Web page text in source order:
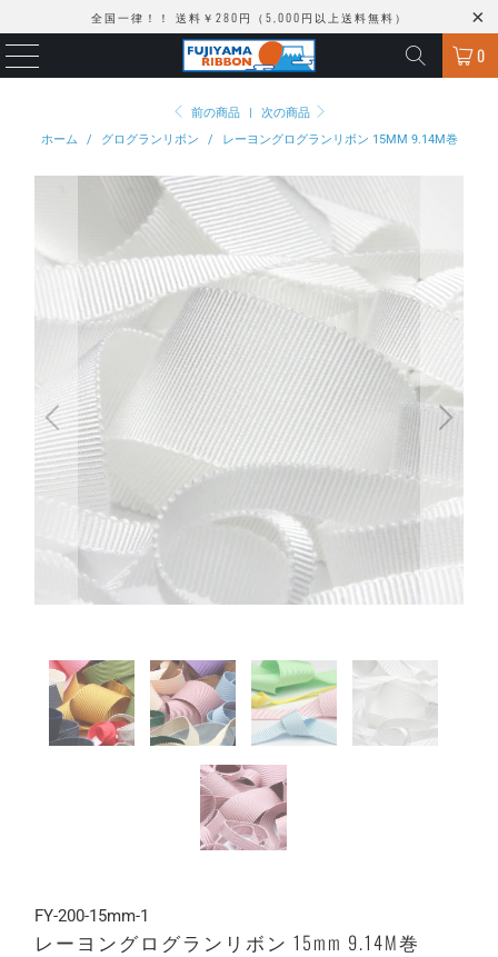
全国一律！！ 送料￥280円（5,000円以上送料無料）
0
前の商品 |
次の商品
ホーム
/ グログランリボン / レーヨングログランリボン 15MM 9.14M巻
FY-200-15mm-1
レーヨングログランリボン 15mm 9.14M巻